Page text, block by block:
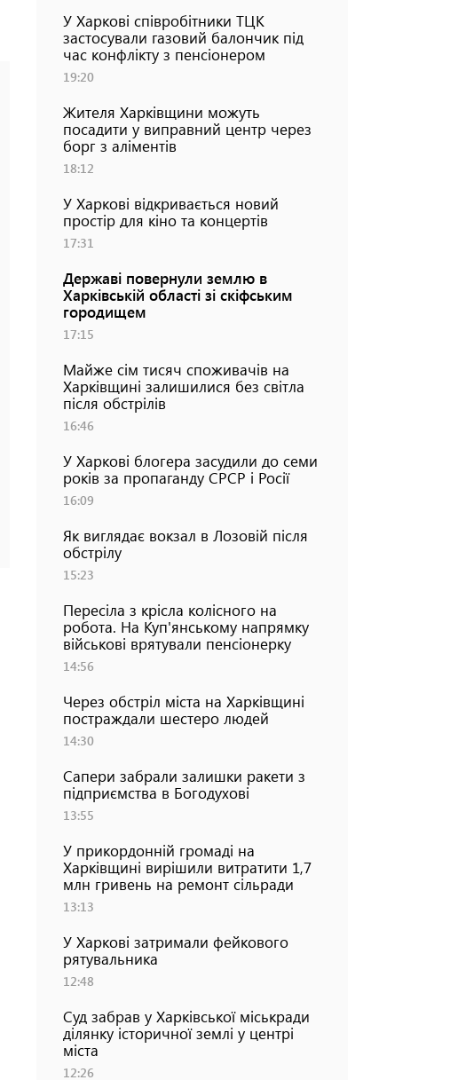
У Харкові співробітники ТЦК
застосували газовий балончик під
час конфлікту з пенсіонером
19:20
Жителя Харківщини можуть
посадити у виправний центр через
борг з аліментів
18:12
У Харкові відкривається новий
простір для кіно та концертів
17:31
Державі повернули землю в
Харківській області зі скіфським
городищем
17:15
Майже сім тисяч споживачів на
Харківщині залишилися без світла
після обстрілів
16:46
У Харкові блогера засудили до семи
років за пропаганду СРСР і Росії
16:09
Як виглядає вокзал в Лозовій після
обстрілу
15:23
Пересіла з крісла колісного на
робота. На Куп'янському напрямку
військові врятували пенсіонерку
14:56
Через обстріл міста на Харківщині
постраждали шестеро людей
14:30
Сапери забрали залишки ракети з
підприємства в Богодухові
13:55
У прикордонній громаді на
Харківщині вирішили витратити 1,7
млн гривень на ремонт сільради
13:13
У Харкові затримали фейкового
рятувальника
12:48
Суд забрав у Харківської міськради
ділянку історичної землі у центрі
міста
12:26